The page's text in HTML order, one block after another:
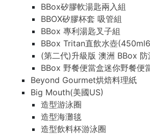
BBox矽膠軟湯匙兩入組
BBOX矽膠杯套 吸管組
BBox 專利湯匙叉子組
BBox Tritan直飲水壺
(第二代)升級版 澳洲 BBox
BBox 野餐便當盒迷你野餐便
Beyond Gourmet烘焙料理紙
Big Mouth(美國US)
造型游泳圈
造型海灘毯
造型飲料杯游泳圈